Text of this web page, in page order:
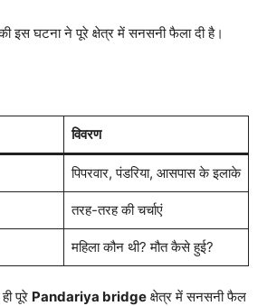
इस घटना ने पूरे क्षेत्र में सनसनी फैला दी है।
विवरण
पिपरवार, पंडरिया, आसपास के इलाके
तरह-तरह की चर्चाएं
महिला कौन थी? मौत कैसे हुई?
पूरे Pandariya bridge क्षेत्र में सनसनी फैल